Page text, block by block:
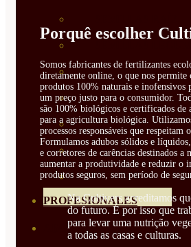
MICROGREEN
CUBIERTAS
TIRAS DE
BOMBAS DE
BANDEJAS Y
PROFESIONALES
ABONOS POR CULTIVO
Porquê escolher
Somos fabricantes de fertilizantes
diretamente online, o que nos
produtos 100% naturais e inofensivos
um preço justo para o consumidor.
são 100% biológicos e certificados
para a agricultura biológica.
processos responsáveis que
Formulamos adubos sólidos e
e corretores de carências destinados
aumentar a produtividade e reduzir o
produtos seguros, sem período de
Na Cultivers acreditamos
do futuro. É por isso que
para levar uma nutrição
a todas as casas e culturas.